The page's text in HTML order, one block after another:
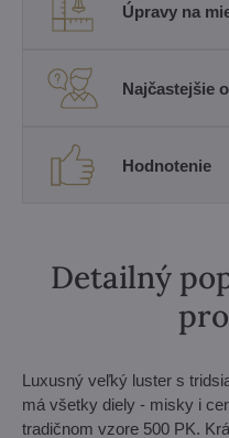
Úpravy na
Najčastejšie
Hodnotenie
Detailný
Luxusný veľký luster s
má všetky diely - misky i
tradičnom vzore 500 PK.